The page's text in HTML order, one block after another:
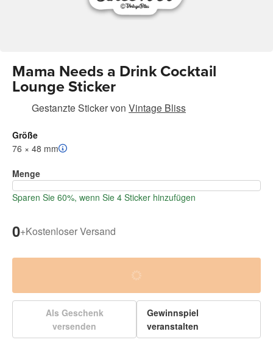
Mama Needs a Drink Cocktail
Lounge Sticker
Gestanzte Stickervon Vintage Bliss
Größe
76 × 48 mm
Menge
Sparen Sie 60%, wenn Sie 4 Sticker hinzufügen
0+Kostenloser Versand
Als Geschenk
versenden
Gewinnspiel
veranstalten